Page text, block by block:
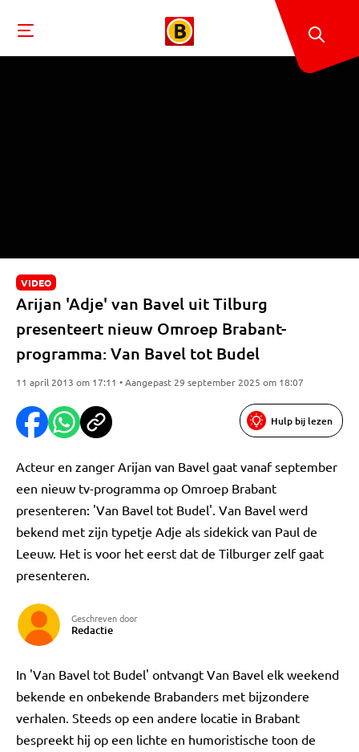
VIDEO
Arijan 'Adje' van Bavel uit Tilburg
presenteert nieuw Omroep Brabant-
programma: Van Bavel tot Budel
11 april 2013 om 17:11 • Aangepast 29 september 2025 om 18:07
Hulp bij lezen
Acteur en zanger Arijan van Bavel gaat vanaf september
een nieuw tv-programma op Omroep Brabant
presenteren: 'Van Bavel tot Budel'. Van Bavel werd
bekend met zijn typetje Adje als sidekick van Paul de
Leeuw. Het is voor het eerst dat de Tilburger zelf gaat
presenteren.
Geschreven door
Redactie
In 'Van Bavel tot Budel' ontvangt Van Bavel elk weekend
bekende en onbekende Brabanders met bijzondere
verhalen. Steeds op een andere locatie in Brabant
bespreekt hij op een lichte en humoristische toon de